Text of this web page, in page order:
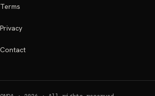
Terms
Privacy
Contact